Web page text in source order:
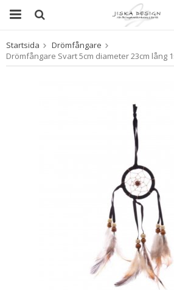
Produkten har blivit tillagd i
Startsida
Drömfångare
Drömfångare Svart 5cm diameter 23cm lång